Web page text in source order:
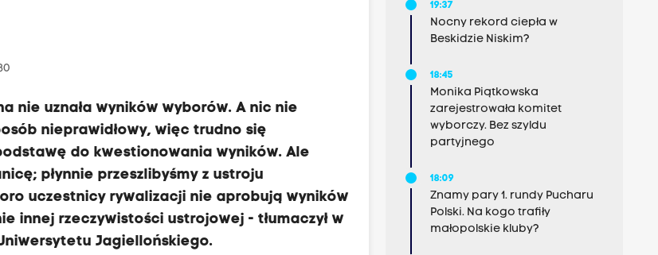
nie uznała wyników wyborów. A nic nie
nieprawidłowy, więc trudno się
do kwestionowania wyników. Ale
płynnie przeszlibyśmy z ustroju
uczestnicy rywalizacji nie aprobują wyników
innej rzeczywistości ustrojowej - tłumaczył w
Jagiellońskiego.
19:37
Nocny rekord ciepła w
Beskidzie Niskim?
18:45
Monika Piątkowska
zarejestrowała komitet
wyborczy. Bez szyldu
partyjnego
18:09
Znamy pary 1. rundy Pucharu
Polski. Na kogo trafiły
małopolskie kluby?